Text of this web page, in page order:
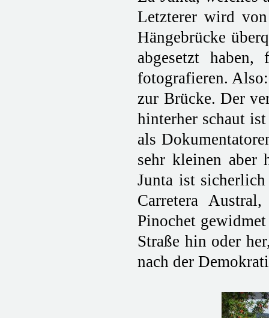
Letzterer wird
Hängebrücke
abgesetzt
fotografieren.
zur Brücke. Der
hinterher schaut
als
sehr kleinen aber
Junta ist
Carretera
Pinochet
Straße hin oder
nach der